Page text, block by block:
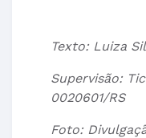
Texto: Luiza
Supervisão:
0020601/RS
Foto: